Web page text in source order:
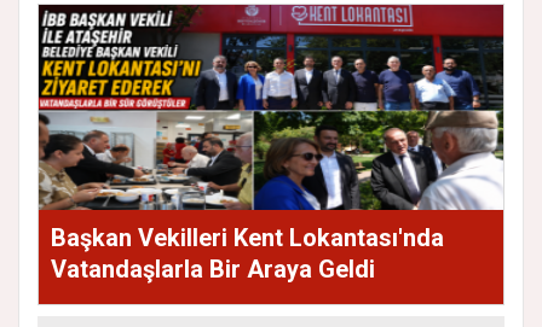
Başkan Vekilleri Kent Lokantası'nda
Vatandaşlarla Bir Araya Geldi